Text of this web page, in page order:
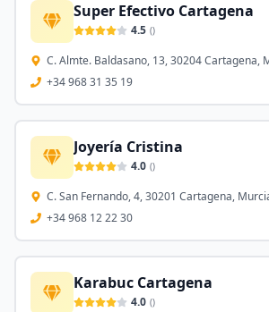
Super Efectivo Cartagena
4.5 ()
C. Almte. Baldasano, 13, 30204 Cartagena,
+34 968 31 35 19
Joyería Cristina
4.0 ()
C. San Fernando, 4, 30201 Cartagena,
+34 968 12 22 30
Karabuc Cartagena
4.0 ()